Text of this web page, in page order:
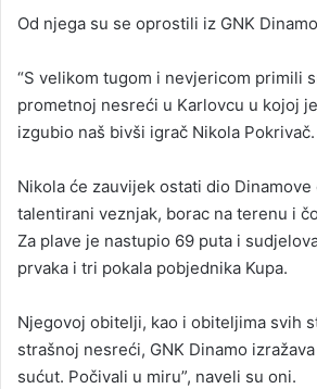
Od njega su se oprostili iz GNK
“S velikom tugom i nevjericom primili
prometnoj nesreći u Karlovcu u kojoj
izgubio naš bivši igrač Nikola Pokrivač.
Nikola će zauvijek ostati dio Dinamove
talentirani veznjak, borac na terenu i
Za plave je nastupio 69 puta i
prvaka i tri pokala pobjednika Kupa.
Njegovoj obitelji, kao i obiteljima svih
strašnoj nesreći, GNK Dinamo
sućut. Počivali u miru”, naveli su oni.